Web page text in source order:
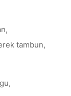
,
tambun,
,